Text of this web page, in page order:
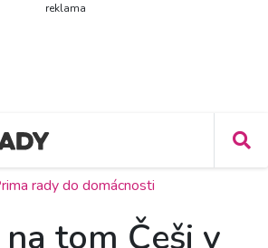
reklama
rady do domácnosti
tom Češi v